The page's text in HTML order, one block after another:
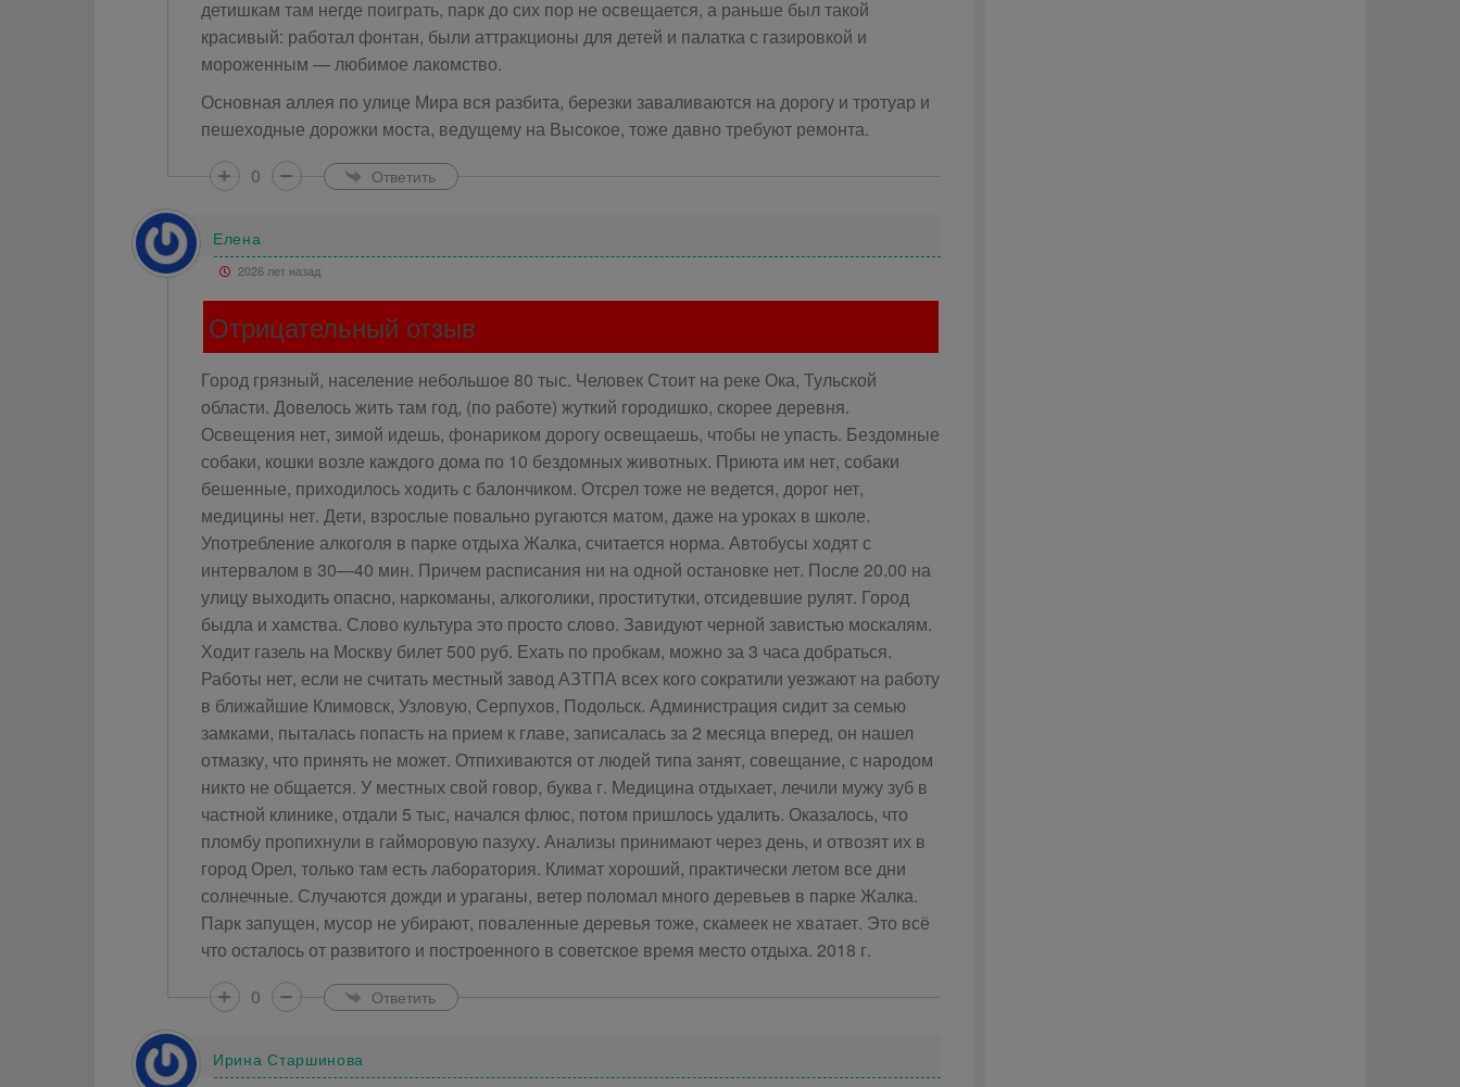
детишкам там негде поиграть, парк до сих пор не освещается, а раньше был такой
красивый: работал фонтан, были аттракционы для детей и палатка с газировкой и
мороженным — любимое лакомство.
Основная аллея по улице Мира вся разбита, березки заваливаются на дорогу и тротуар и
пешеходные дорожки моста, ведущему на Высокое, тоже давно требуют ремонта.
0
Ответить
Елена
2026 лет назад
Отрицательный отзыв
Город грязный, население небольшое 80 тыс. Человек Стоит на реке Ока, Тульской
области. Довелось жить там год, (по работе) жуткий городишко, скорее деревня.
Освещения нет, зимой идешь, фонариком дорогу освещаешь, чтобы не упасть. Бездомные
собаки, кошки возле каждого дома по 10 бездомных животных. Приюта им нет, собаки
бешенные, приходилось ходить с балончиком. Отсрел тоже не ведется, дорог нет,
медицины нет. Дети, взрослые повально ругаются матом, даже на уроках в школе.
Употребление алкоголя в парке отдыха Жалка, считается норма. Автобусы ходят с
интервалом в 30—40 мин. Причем расписания ни на одной остановке нет. После 20.00 на
улицу выходить опасно, наркоманы, алкоголики, проститутки, отсидевшие рулят. Город
быдла и хамства. Слово культура это просто слово. Завидуют черной завистью москалям.
Ходит газель на Москву билет 500 руб. Ехать по пробкам, можно за 3 часа добраться.
Работы нет, если не считать местный завод АЗТПА всех кого сократили уезжают на работу
в ближайшие Климовск, Узловую, Серпухов, Подольск. Администрация сидит за семью
замками, пыталась попасть на прием к главе, записалась за 2 месяца вперед, он нашел
отмазку, что принять не может. Отпихиваются от людей типа занят, совещание, с народом
никто не общается. У местных свой говор, буква г. Медицина отдыхает, лечили мужу зуб в
частной клинике, отдали 5 тыс, начался флюс, потом пришлось удалить. Оказалось, что
пломбу пропихнули в гайморовую пазуху. Анализы принимают через день, и отвозят их в
город Орел, только там есть лаборатория. Климат хороший, практически летом все дни
солнечные. Случаются дожди и ураганы, ветер поломал много деревьев в парке Жалка.
Парк запущен, мусор не убирают, поваленные деревья тоже, скамеек не хватает. Это всё
что осталось от развитого и построенного в советское время место отдыха. 2018 г.
0
Ответить
Ирина Старшинова